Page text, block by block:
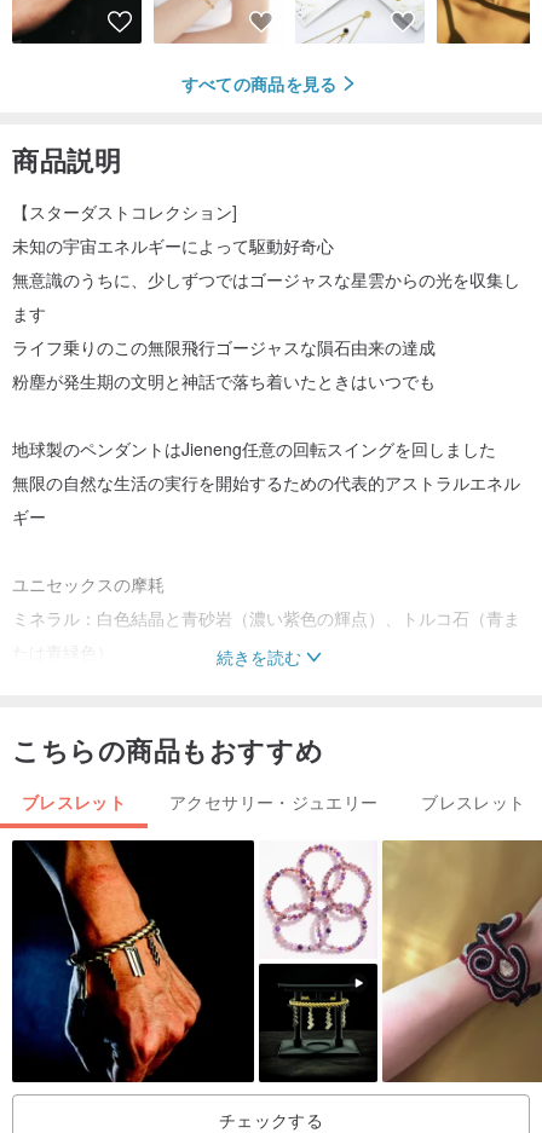
すべての商品を見る
商品説明
【スターダストコレクション]
未知の宇宙エネルギーによって駆動好奇心
無意識のうちに、少しずつではゴージャスな星雲からの光を収集し
ます
ライフ乗りのこの無限飛行ゴージャスな隕石由来の達成
粉塵が発生期の文明と神話で落ち着いたときはいつでも
地球製のペンダントはJieneng任意の回転スイングを回しました
無限の自然な生活の実行を開始するための代表的アストラルエネル
ギー
ユニセックスの摩耗
ミネラル：白色結晶と青砂岩（濃い紫色の輝点）、トルコ石（青ま
たは青緑色）
ブラスボックス直径：2センチメートル
周りの小さいまたは大きい手場合は、インデックスにした後、必要
なカスタムの長さを残すことができます
真鍮（メッキなしで水に触れることができ、また研磨布をシンプル
なシルバーを保存したり、銅油のメンテナンスを拭くことができま
す）
ブルー砂利（合成鉱石）、トルコ石（ターコイズや、天然鉱石の各
バッチから青緑色は、青みがかった緑色を帯びを変えています）
続きを読む
こちらの商品もおすすめ
ブレスレット アクセサリー・ジュエリー ブレスレット
チェックする